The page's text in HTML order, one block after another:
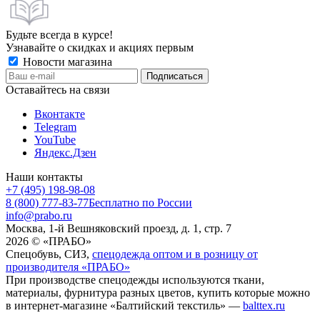
Будьте всегда в курсе!
Узнавайте о скидках и акциях первым
Новости магазина
Оставайтесь на связи
Вконтакте
Telegram
YouTube
Яндекс.Дзен
Наши контакты
+7 (495) 198-98-08
8 (800) 777-83-77Бесплатно по России
info@prabo.ru
Москва, 1-й Вешняковский проезд, д. 1, стр. 7
2026 © «ПРАБО»
Спецобувь, СИЗ, спецодежда оптом и в розницу от
производителя «ПРАБО»
При производстве спецодежды используются ткани,
материалы, фурнитура разных цветов, купить которые можно
в интернет-магазине «Балтийский текстиль» — balttex.ru